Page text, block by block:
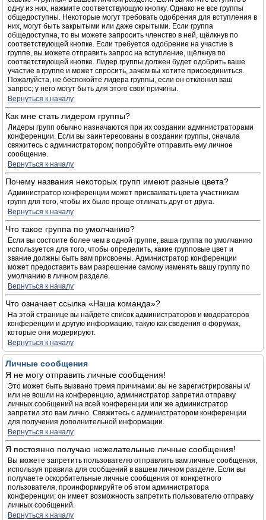
одну из них, нажмите соответствующую кнопку. Однако не все группы
общедоступны. Некоторые могут требовать одобрения для вступления в
них, могут быть закрытыми или даже скрытыми. Если группа
общедоступна, то вы можете запросить членство в ней, щёлкнув по
соответствующей кнопке. Если требуется одобрение на участие в
группе, вы можете отправить запрос на вступление, щёлкнув по
соответствующей кнопке. Лидер группы должен будет одобрить ваше
участие в группе и может спросить, зачем вы хотите присоединиться.
Пожалуйста, не беспокойте лидера группы, если он отклонил ваш
запрос; у него могут быть для этого свои причины.
Вернуться к началу
Как мне стать лидером группы?
Лидеры групп обычно назначаются при их создании администраторами
конференции. Если вы заинтересованы в создании группы, сначала
свяжитесь с администратором; попробуйте отправить ему личное
сообщение.
Вернуться к началу
Почему названия некоторых групп имеют разные цвета?
Администратор конференции может присваивать цвета участникам
групп для того, чтобы их было проще отличать друг от друга.
Вернуться к началу
Что такое группа по умолчанию?
Если вы состоите более чем в одной группе, ваша группа по умолчанию
используется для того, чтобы определить, какие групповые цвет и
звание должны быть вам присвоены. Администратор конференции
может предоставить вам разрешение самому изменять вашу группу по
умолчанию в личном разделе.
Вернуться к началу
Что означает ссылка «Наша команда»?
На этой странице вы найдёте список администраторов и модераторов
конференции и другую информацию, такую как сведения о форумах,
которые они модерируют.
Вернуться к началу
Личные сообщения
Я не могу отправить личные сообщения!
Это может быть вызвано тремя причинами: вы не зарегистрированы и/
или не вошли на конференцию, администратор запретил отправку
личных сообщений на всей конференции или же администратор
запретил это вам лично. Свяжитесь с администратором конференции
для получения дополнительной информации.
Вернуться к началу
Я постоянно получаю нежелательные личные сообщения!
Вы можете запретить пользователю отправлять вам личные сообщения,
используя правила для сообщений в вашем личном разделе. Если вы
получаете оскорбительные личные сообщения от конкретного
пользователя, проинформируйте об этом администратора
конференции; он имеет возможность запретить пользователю отправку
личных сообщений.
Вернуться к началу